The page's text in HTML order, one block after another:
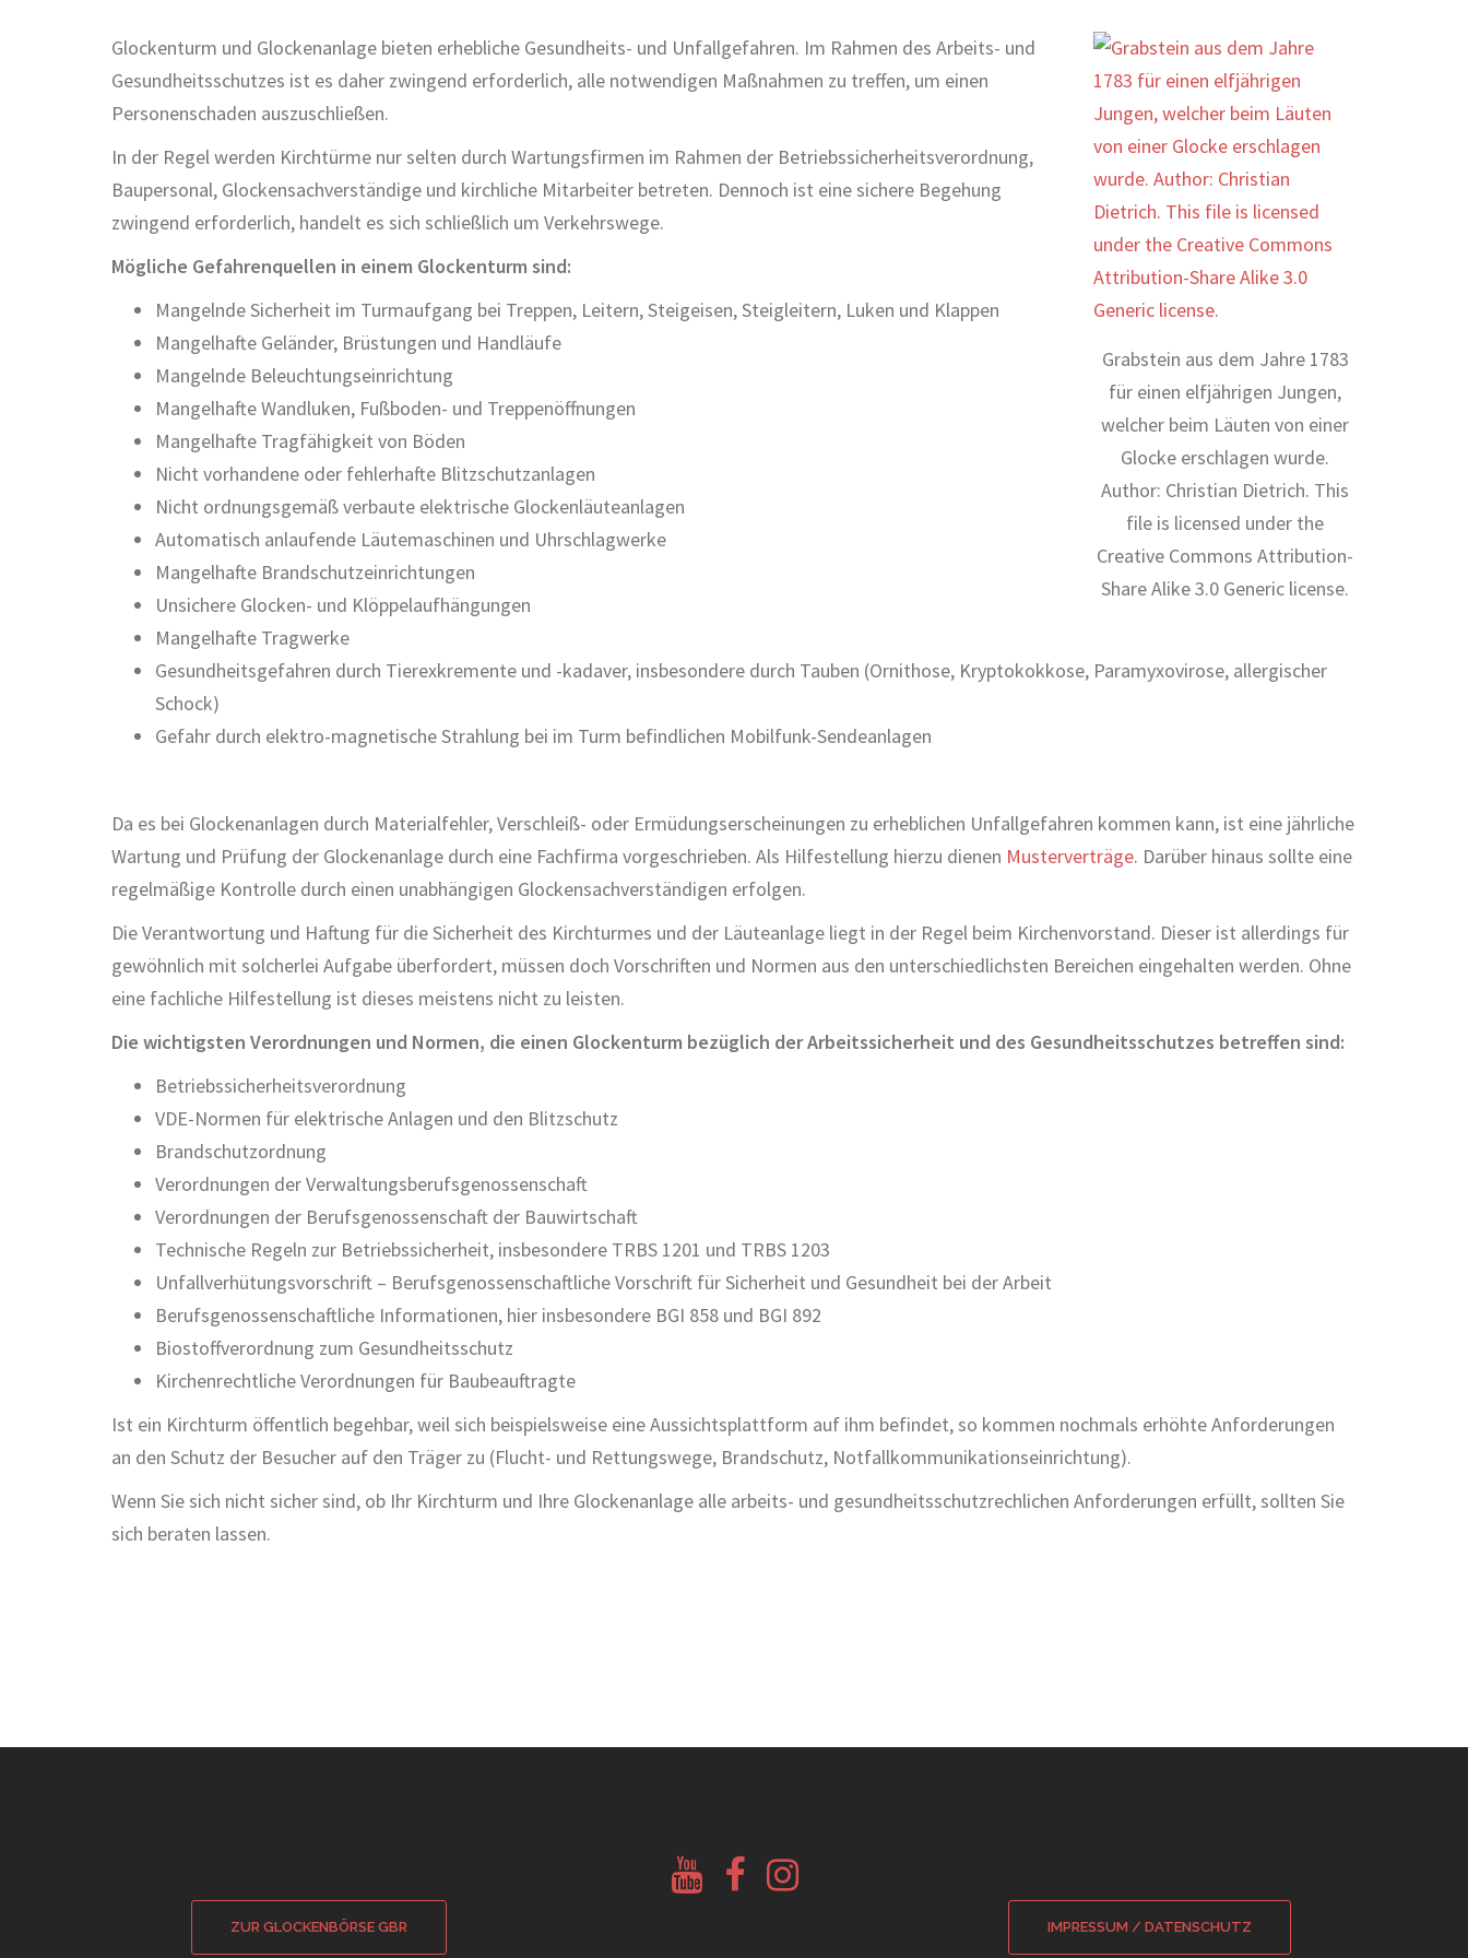
Grabstein aus dem Jahre 1783
für einen elfjährigen Jungen,
welcher beim Läuten von einer
Glocke erschlagen wurde.
Author: Christian Dietrich. This
file is licensed under the
Creative Commons Attribution-
Share Alike 3.0 Generic license.
Glockenturm und Glockenanlage bieten erhebliche Gesundheits- und Unfallgefahren. Im Rahmen des Arbeits- und
Gesundheitsschutzes ist es daher zwingend erforderlich, alle notwendigen Maßnahmen zu treffen, um einen
Personenschaden auszuschließen.
In der Regel werden Kirchtürme nur selten durch Wartungsfirmen im Rahmen der Betriebssicherheitsverordnung,
Baupersonal, Glockensachverständige und kirchliche Mitarbeiter betreten. Dennoch ist eine sichere Begehung
zwingend erforderlich, handelt es sich schließlich um Verkehrswege.
Mögliche Gefahrenquellen in einem Glockenturm sind:
Mangelnde Sicherheit im Turmaufgang bei Treppen, Leitern, Steigeisen, Steigleitern, Luken und Klappen
Mangelhafte Geländer, Brüstungen und Handläufe
Mangelnde Beleuchtungseinrichtung
Mangelhafte Wandluken, Fußboden- und Treppenöffnungen
Mangelhafte Tragfähigkeit von Böden
Nicht vorhandene oder fehlerhafte Blitzschutzanlagen
Nicht ordnungsgemäß verbaute elektrische Glockenläuteanlagen
Automatisch anlaufende Läutemaschinen und Uhrschlagwerke
Mangelhafte Brandschutzeinrichtungen
Unsichere Glocken- und Klöppelaufhängungen
Mangelhafte Tragwerke
Gesundheitsgefahren durch Tierexkremente und -kadaver, insbesondere durch Tauben (Ornithose, Kryptokokkose, Paramyxovirose, allergischer
Schock)
Gefahr durch elektro-magnetische Strahlung bei im Turm befindlichen Mobilfunk-Sendeanlagen
Da es bei Glockenanlagen durch Materialfehler, Verschleiß- oder Ermüdungserscheinungen zu erheblichen Unfallgefahren kommen kann, ist eine jährliche
Wartung und Prüfung der Glockenanlage durch eine Fachfirma vorgeschrieben. Als Hilfestellung hierzu dienen Musterverträge. Darüber hinaus sollte eine
regelmäßige Kontrolle durch einen unabhängigen Glockensachverständigen erfolgen.
Die Verantwortung und Haftung für die Sicherheit des Kirchturmes und der Läuteanlage liegt in der Regel beim Kirchenvorstand. Dieser ist allerdings für
gewöhnlich mit solcherlei Aufgabe überfordert, müssen doch Vorschriften und Normen aus den unterschiedlichsten Bereichen eingehalten werden. Ohne
eine fachliche Hilfestellung ist dieses meistens nicht zu leisten.
Die wichtigsten Verordnungen und Normen, die einen Glockenturm bezüglich der Arbeitssicherheit und des Gesundheitsschutzes betreffen sind:
Betriebssicherheitsverordnung
VDE-Normen für elektrische Anlagen und den Blitzschutz
Brandschutzordnung
Verordnungen der Verwaltungsberufsgenossenschaft
Verordnungen der Berufsgenossenschaft der Bauwirtschaft
Technische Regeln zur Betriebssicherheit, insbesondere TRBS 1201 und TRBS 1203
Unfallverhütungsvorschrift – Berufsgenossenschaftliche Vorschrift für Sicherheit und Gesundheit bei der Arbeit
Berufsgenossenschaftliche Informationen, hier insbesondere BGI 858 und BGI 892
Biostoffverordnung zum Gesundheitsschutz
Kirchenrechtliche Verordnungen für Baubeauftragte
Ist ein Kirchturm öffentlich begehbar, weil sich beispielsweise eine Aussichtsplattform auf ihm befindet, so kommen nochmals erhöhte Anforderungen
an den Schutz der Besucher auf den Träger zu (Flucht- und Rettungswege, Brandschutz, Notfallkommunikationseinrichtung).
Wenn Sie sich nicht sicher sind, ob Ihr Kirchturm und Ihre Glockenanlage alle arbeits- und gesundheitsschutzrechlichen Anforderungen erfüllt, sollten Sie
sich beraten lassen.
ZUR GLOCKENBÖRSE GBR
Youtube
Glockenberatung
Facebook
Glockenbörse
Instagram
Glockenbörse
IMPRESSUM / DATENSCHUTZ